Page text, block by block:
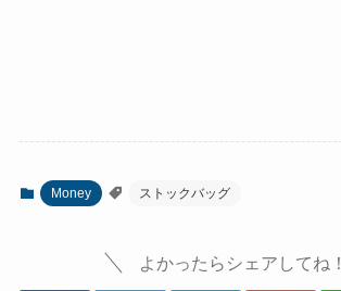
Money ストックバッグ
よかったらシェアしてね！